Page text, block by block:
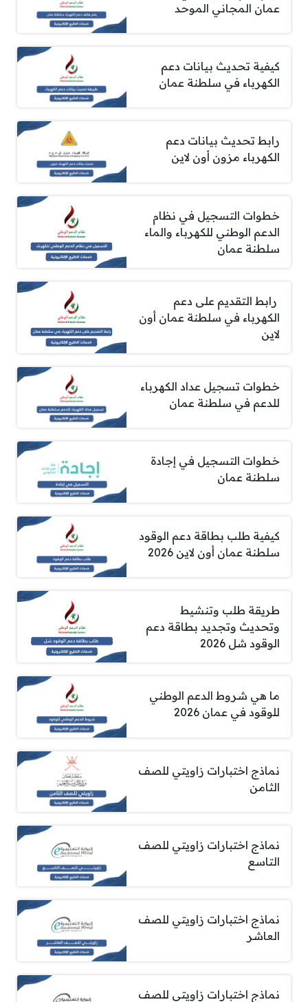
عمان المجاني الموحد
كيفية تحديث بيانات دعم
الكهرباء في سلطنة عمان
رابط تحديث بيانات دعم
الكهرباء مزون أون لاين
خطوات التسجيل في نظام
الدعم الوطني للكهرباء والماء
سلطنة عمان
رابط التقديم على دعم
الكهرباء في سلطنة عمان أون
لاين
خطوات تسجيل عداد الكهرباء
للدعم في سلطنة عمان
خطوات التسجيل في إجادة
سلطنة عمان
كيفية طلب بطاقة دعم الوقود
سلطنة عمان أون لاين 2026
طريقة طلب وتنشيط
وتحديث وتجديد بطاقة دعم
الوقود شل 2026
ما هي شروط الدعم الوطني
للوقود في عمان 2026
نماذج اختبارات زاويتي للصف
الثامن
نماذج اختبارات زاويتي للصف
التاسع
نماذج اختبارات زاويتي للصف
العاشر
نماذج اختبارات زاويتي للصف